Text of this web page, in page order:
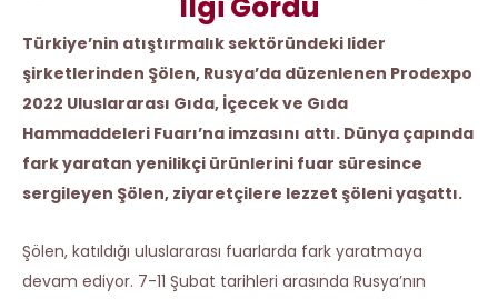
Türkiye’nin atıştırmalık sektöründeki lider
şirketlerinden Şölen, Rusya’da düzenlenen Prodexpo
2022 Uluslararası Gıda, İçecek ve Gıda
Hammaddeleri Fuarı’na imzasını attı. Dünya çapında
fark yaratan yenilikçi ürünlerini fuar süresince
sergileyen Şölen, ziyaretçilere lezzet şöleni yaşattı.
Şölen, katıldığı uluslararası fuarlarda fark yaratmaya
devam ediyor. 7-11 Şubat tarihleri arasında Rusya’nın